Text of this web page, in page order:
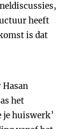
heeft
is dat
Hasan
het
je huiswerk’